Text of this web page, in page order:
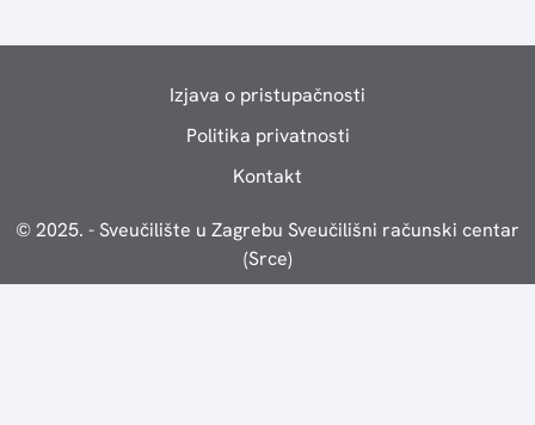
Izjava o pristupačnosti
Politika privatnosti
Kontakt
© 2025. - Sveučilište u Zagrebu Sveučilišni računski centar
(Srce)